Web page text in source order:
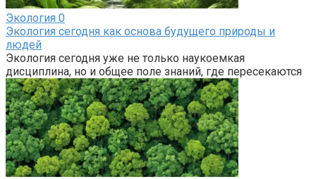
Экология 0
Экология сегодня как основа будущего природы и
людей
Экология сегодня уже не только наукоемкая
дисциплина, но и общее поле знаний, где пересекаются